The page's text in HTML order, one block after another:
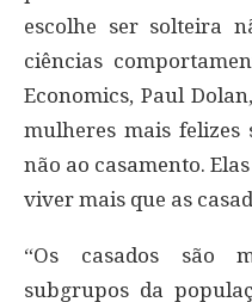
escolhe ser solteira
ciências
Economics, Paul
mulheres mais felizes
não ao casamento.
viver mais que as
“Os casados são
subgrupos da